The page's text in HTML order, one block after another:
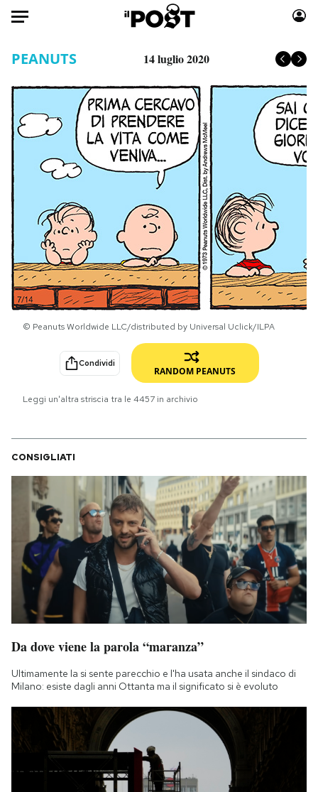
HOME
Italia
Mondo
Politica
Tecnologia
Internet
Scienza
Cultura
Economia
Sport
Moda
Libri
Consumismi
Storie/Idee
Ok Boomer!
Media
Europa
Altrecose
Mondiali calcio 2026
NEWSLETTER
I MIEI PREFERITI
SHOP
CALENDARIO
AREA PERSONALE
Area Personale
Notifiche mobile
Hai bisogno di aiuto?
PEANUTS 14 luglio 2020
© Peanuts Worldwide LLC/distributed by Universal Uclick/ILPA
Condividi
RANDOM PEANUTS
Leggi un'altra striscia tra le 4457 in archivio
CONSIGLIATI
Da dove viene la parola “maranza”
Ultimamente la si sente parecchio e l'ha usata anche il sindaco di
Milano: esiste dagli anni Ottanta ma il significato si è evoluto